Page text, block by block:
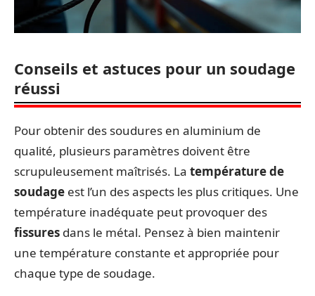
Conseils et astuces pour un soudage
réussi
Pour obtenir des soudures en aluminium de
qualité, plusieurs paramètres doivent être
scrupuleusement maîtrisés. La température de
soudage est l’un des aspects les plus critiques. Une
température inadéquate peut provoquer des
fissures dans le métal. Pensez à bien maintenir
une température constante et appropriée pour
chaque type de soudage.